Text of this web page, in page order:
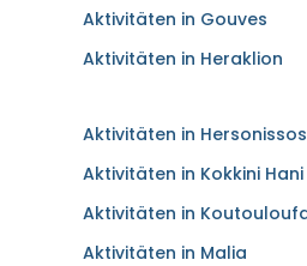
Aktivitäten in Gouves
Aktivitäten in Heraklion
Aktivitäten in Hersonissos
Aktivitäten in Kokkini Hani
Aktivitäten in
Aktivitäten in Malia